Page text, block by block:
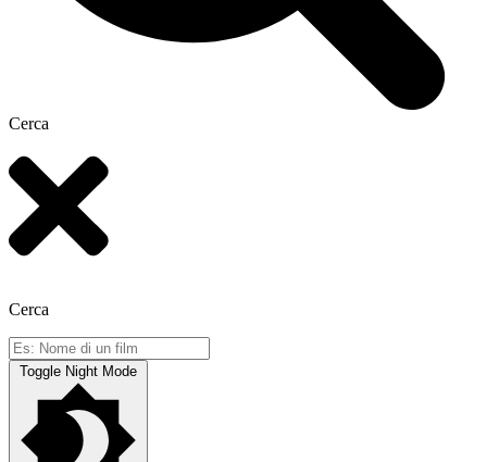
Cerca
Cerca
Toggle Night Mode